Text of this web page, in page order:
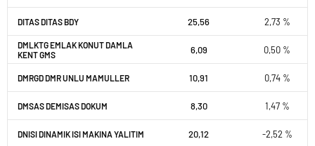
DITAS DITAS BDY 25,56 2,73 %
DMLKTG EMLAK KONUT DAMLA
KENT GMS
6,09 0,50 %
DMRGD DMR UNLU MAMULLER 10,91 0,74 %
DMSAS DEMISAS DOKUM 8,30 1,47 %
DNISI DINAMIK ISI MAKINA YALITIM 20,12 -2,52 %